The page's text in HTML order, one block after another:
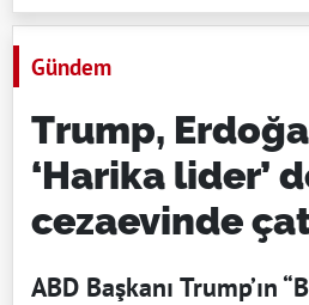
Gündem
Trump,
‘Harika lider’
cezaevinde
ABD Başkanı Trump’ın